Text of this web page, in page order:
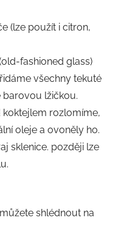
(lze použít i citron,
fashioned glass)
všechny tekuté
lžičkou.
koktejlem rozlomíme,
oleje a ovoněly ho.
sklenice. později lze
shlédnout na